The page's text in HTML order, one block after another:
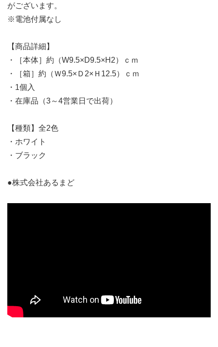
がございます。
※電池付属なし
【商品詳細】
・［本体］約（W9.5×D9.5×H2）ｃｍ
・［箱］約（Ｗ9.5×Ｄ2×Ｈ12.5）ｃｍ
・1個入
・在庫品（3～4営業日で出荷）
【種類】全2色
・ホワイト
・ブラック
●株式会社あるまど